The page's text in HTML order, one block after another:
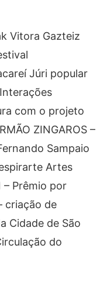
Vitora Gazteiz
Júri popular
com o projeto
ZINGAROS –
Sampaio
Artes
– Prêmio por
criação de
Cidade de São
do